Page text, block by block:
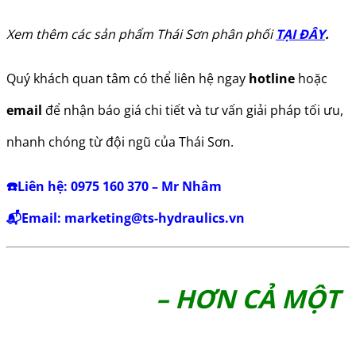
Xem thêm các sản phẩm Thái Sơn phân phối TẠI ĐÂY.
Quý khách quan tâm có thể liên hệ ngay hotline hoặc
email để nhận báo giá chi tiết và tư vấn giải pháp tối ưu,
nhanh chóng từ đội ngũ của Thái Sơn.
☎️Liên hệ: 0975 160 370 – Mr Nhâm
📬Email: marketing@ts-hydraulics.vn
– HƠN CẢ MỘT